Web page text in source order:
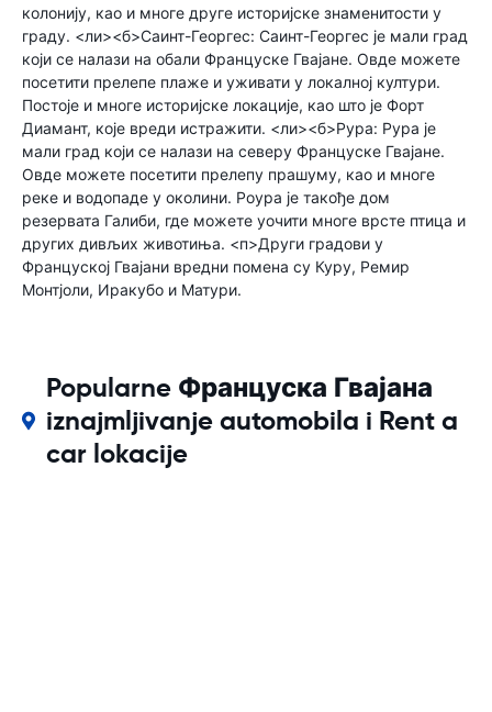
колонију, као и многе друге историјске знаменитости у
граду. <ли><б>Саинт-Георгес: Саинт-Георгес је мали град
који се налази на обали Француске Гвајане. Овде можете
посетити прелепе плаже и уживати у локалној култури.
Постоје и многе историјске локације, као што је Форт
Диамант, које вреди истражити. <ли><б>Рура: Рура је
мали град који се налази на северу Француске Гвајане.
Овде можете посетити прелепу прашуму, као и многе
реке и водопаде у околини. Роура је такође дом
резервата Галиби, где можете уочити многе врсте птица и
других дивљих животиња. <п>Други градови у
Француској Гвајани вредни помена су Куру, Ремир
Монтјоли, Иракубо и Матури.
Popularne Француска Гвајана
iznajmljivanje automobila i Rent a
car lokacije